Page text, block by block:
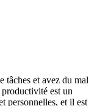
tâches et avez du mal
est un
personnelles, et il est